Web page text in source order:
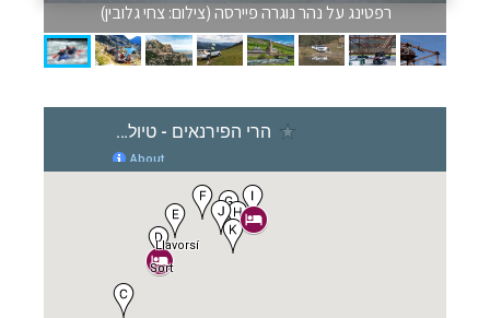
רפטינג על נהר נוגרה פיירסה (צילום: צחי גלובין)